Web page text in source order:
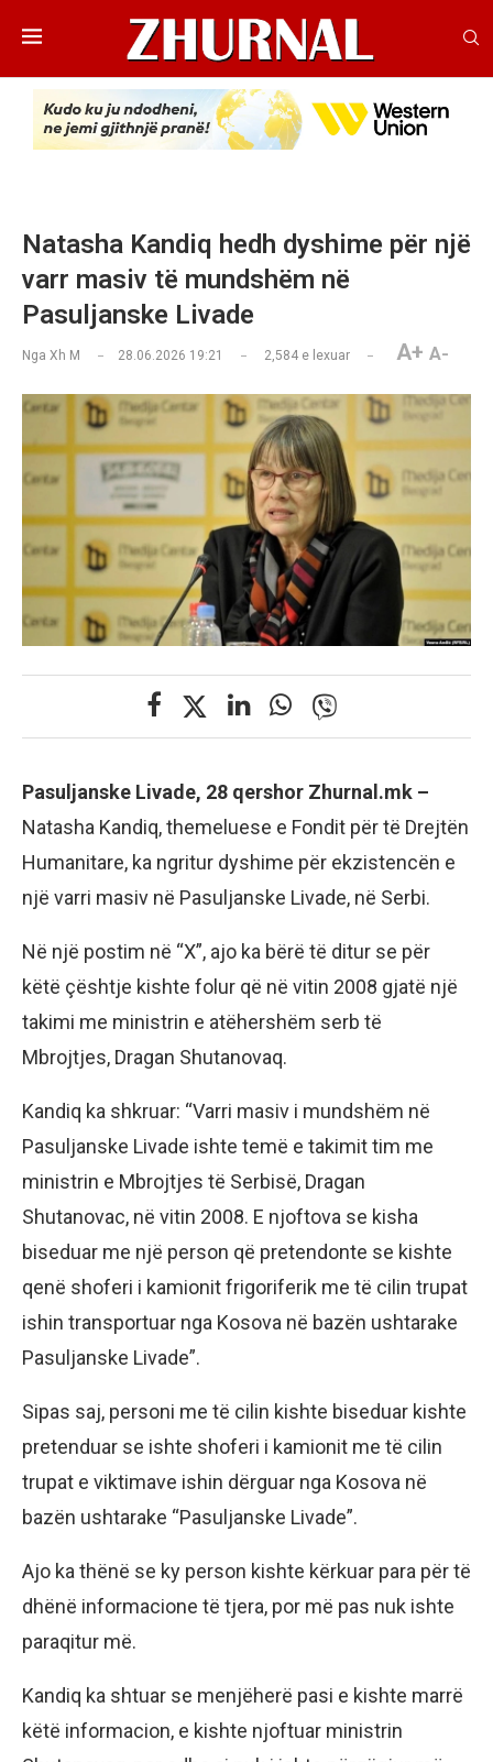
Natasha Kandiq hedh dyshime për një
varr masiv të mundshëm në
Pasuljanske Livade
Nga Xh M 28.06.2026 19:21 2,584 e lexuar A+ A-
Pasuljanske Livade, 28 qershor Zhurnal.mk –
Natasha Kandiq, themeluese e Fondit për të Drejtën
Humanitare, ka ngritur dyshime për ekzistencën e
një varri masiv në Pasuljanske Livade, në Serbi.
Në një postim në “X”, ajo ka bërë të ditur se për
këtë çështje kishte folur që në vitin 2008 gjatë një
takimi me ministrin e atëhershëm serb të
Mbrojtjes, Dragan Shutanovaq.
Kandiq ka shkruar: “Varri masiv i mundshëm në
Pasuljanske Livade ishte temë e takimit tim me
ministrin e Mbrojtjes të Serbisë, Dragan
Shutanovac, në vitin 2008. E njoftova se kisha
biseduar me një person që pretendonte se kishte
qenë shoferi i kamionit frigoriferik me të cilin trupat
ishin transportuar nga Kosova në bazën ushtarake
Pasuljanske Livade”.
Sipas saj, personi me të cilin kishte biseduar kishte
pretenduar se ishte shoferi i kamionit me të cilin
trupat e viktimave ishin dërguar nga Kosova në
bazën ushtarake “Pasuljanske Livade”.
Ajo ka thënë se ky person kishte kërkuar para për të
dhënë informacione të tjera, por më pas nuk ishte
paraqitur më.
Kandiq ka shtuar se menjëherë pasi e kishte marrë
këtë informacion, e kishte njoftuar ministrin